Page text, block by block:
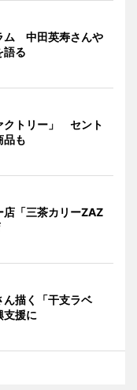
ム 中田英寿さんや
語る
クトリー」 セント
品も
店「三茶カリーZAZ
描く「干支ラベ
援に